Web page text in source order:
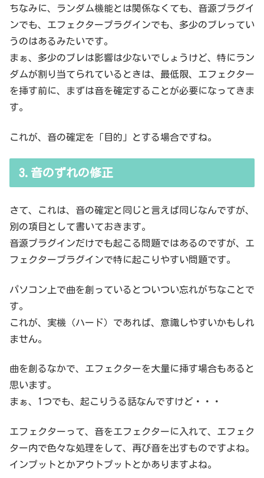
ちなみに、ランダム機能とは関係なくても、音源プラグイ
ンでも、エフェクタープラグインでも、多少のブレってい
うのはあるみたいです。
まぁ、多少のブレは影響は少ないでしょうけど、特にラン
ダムが割り当てられているときは、最低限、エフェクター
を挿す前に、まずは音を確定することが必要になってきま
す。
これが、音の確定を「目的」とする場合ですね。
3.音のずれの修正
さて、これは、音の確定と同じと言えば同じなんですが、
別の項目として書いておきます。
音源プラグインだけでも起こる問題ではあるのですが、エ
フェクタープラグインで特に起こりやすい問題です。
パソコン上で曲を創っているとついつい忘れがちなことで
す。
これが、実機（ハード）であれば、意識しやすいかもしれ
ません。
曲を創るなかで、エフェクターを大量に挿す場合もあると
思います。
まぁ、1つでも、起こりうる話なんですけど・・・
エフェクターって、音をエフェクターに入れて、エフェク
ター内で色々な処理をして、再び音を出すものですよね。
インプットとかアウトプットとかありますよね。